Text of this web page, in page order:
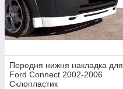
Передня нижня накладка для
Ford Connect 2002-2006
Склопластик